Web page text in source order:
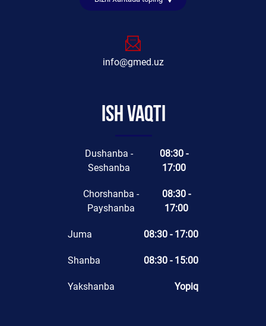
info@gmed.uz
Ish vaqti
Dushanba -
Seshanba
08:30 -
17:00
Chorshanba -
Payshanba
08:30 -
17:00
Juma 08:30 - 17:00
Shanba 08:30 - 15:00
Yakshanba Yopiq